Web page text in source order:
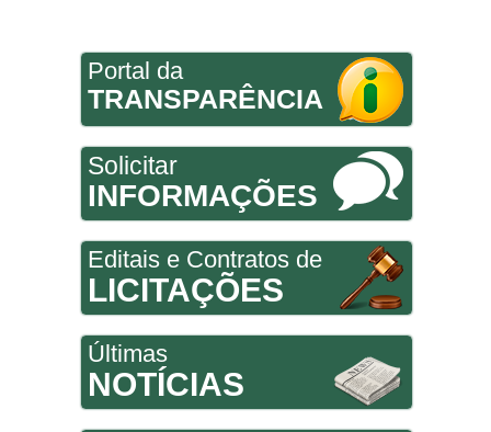
Portal da
TRANSPARÊNCIA
Solicitar
INFORMAÇÕES
Editais e Contratos de
LICITAÇÕES
Últimas
NOTÍCIAS